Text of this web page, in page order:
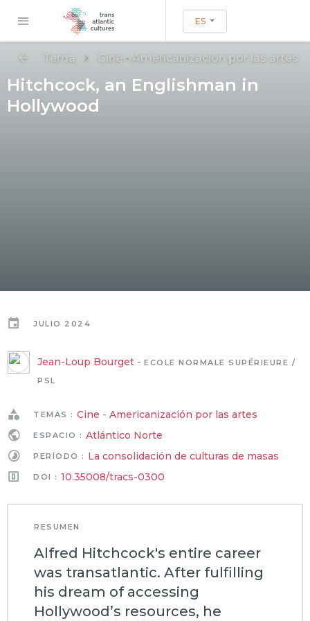
ES
Tema Cine - Americanización por las artes
Hitchcock, an Englishman in
Hollywood
JULIO 2024
Jean-Loup Bourget - ECOLE NORMALE SUPÉRIEURE /
PSL
TEMAS : Cine - Americanización por las artes
ESPACIO : Atlántico Norte
PERÍODO : La consolidación de culturas de masas
DOI : 10.35008/tracs-0300
RESUMEN
Alfred Hitchcock's entire career
was transatlantic. After fulfilling
his dream of accessing
Hollywood’s resources, he